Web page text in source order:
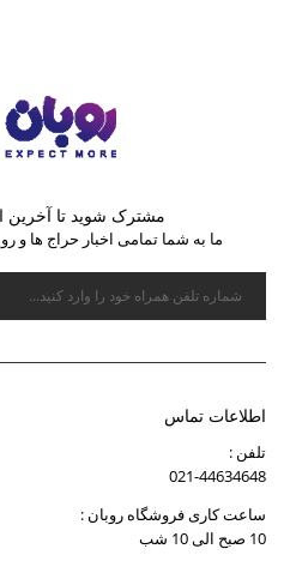
مشترک شوید تا آخرین
ما به شما تمامی اخبار حراج ها و
اطلاعات تماس
تلفن :
021-44634648
ساعت کاری فروشگاه روبان :
10 صبح الی 10 شب